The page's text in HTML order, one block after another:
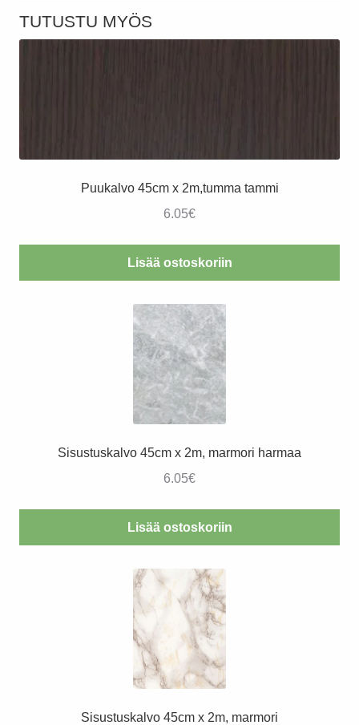
TUTUSTU MYÖS
Puukalvo 45cm x 2m,tumma tammi
6.05€
Lisää ostoskoriin
Sisustuskalvo 45cm x 2m, marmori harmaa
6.05€
Lisää ostoskoriin
Sisustuskalvo 45cm x 2m, marmori